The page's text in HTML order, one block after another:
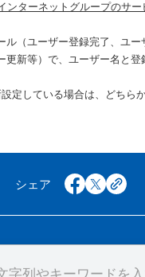
ンターネットグループのサ
ル（ユーザー登録完了、ユー
更新等）で、ユーザー名と登
定している場合は、どちら
シェア facebook
x copy